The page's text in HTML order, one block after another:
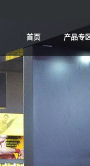
首页 产品专